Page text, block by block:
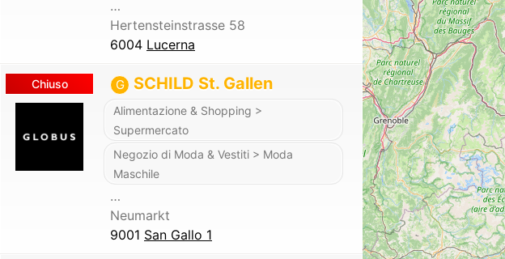
…
Hertensteinstrasse 58
6004 Lucerna
Chiuso G SCHILD St. Gallen
Alimentazione & Shopping >
Supermercato
Negozio di Moda & Vestiti > Moda
Maschile
…
Neumarkt
9001 San Gallo 1